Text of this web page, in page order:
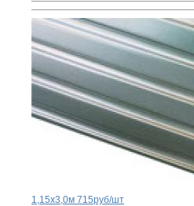
1,15x3,0м 715руб/шт